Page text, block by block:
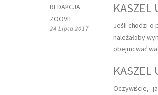
REDAKCJA
ZOOVIT
24 Lipca 2017
KASZEL
Jeśli chodzi o
należałoby
obejmować
KASZEL
Oczywiście,